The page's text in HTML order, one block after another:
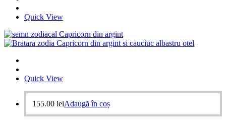
Quick View
Quick View
155.00 leiAdaugă în coș